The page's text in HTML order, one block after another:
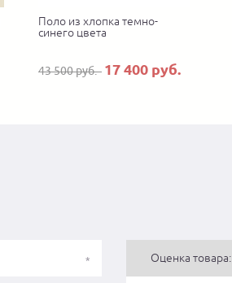
Поло из хлопка темно-
синего цвета
43 500 руб. 17 400 руб.
Оценка товара: